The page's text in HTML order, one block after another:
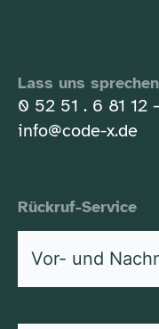
Lass uns sprechen
0 52 51 . 6 81 12
info@code-x.de
Rückruf-Service
und
Nachname*